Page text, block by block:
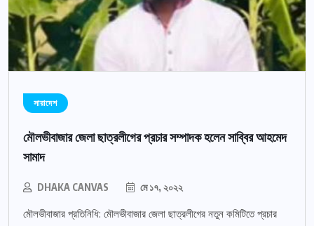
সারাদেশ
মৌলভীবাজার জেলা ছাত্রলীগের প্রচার সম্পাদক হলেন সাব্বির আহমেদ
সামাদ
DHAKA CANVAS মে ১৭, ২০২২
মৌলভীবাজার প্রতিনিধি: মৌলভীবাজার জেলা ছাত্রলীগের নতুন কমিটিতে প্রচার